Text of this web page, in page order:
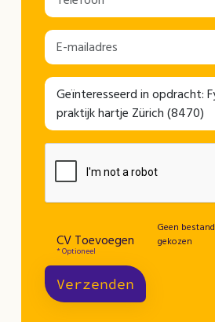
CV Toevoegen
Geen bestand
gekozen
Verzenden
* Optioneel